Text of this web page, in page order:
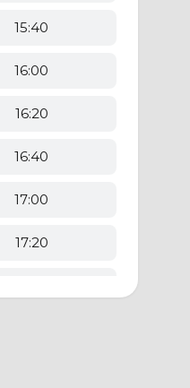
15:40
16:00
16:20
16:40
17:00
17:20